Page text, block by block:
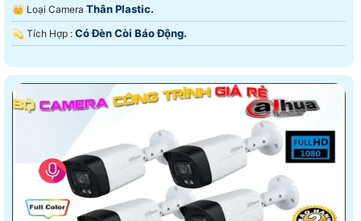
👑 Loại Camera Thân Plastic.
️💫 Tích Hợp : Có Ðèn Còi Báo Động.